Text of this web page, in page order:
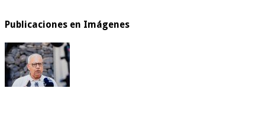
Publicaciones en Imágenes